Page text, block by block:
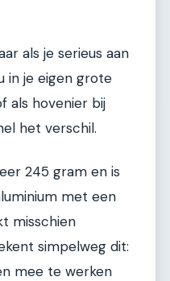
als je serieus aan
in je eigen grote
als hovenier bij
het verschil.
245 gram en is
met een
misschien
simpelweg dit:
mee te werken